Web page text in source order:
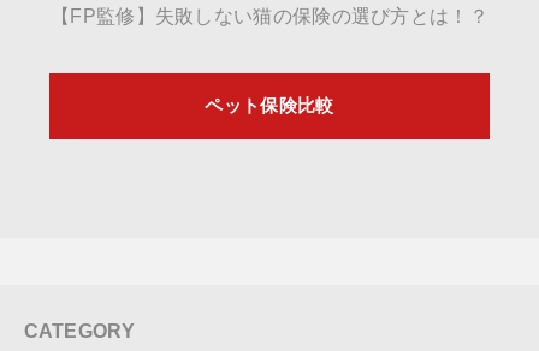
【FP監修】失敗しない猫の保険の選び方とは！？
ペット保険比較
CATEGORY